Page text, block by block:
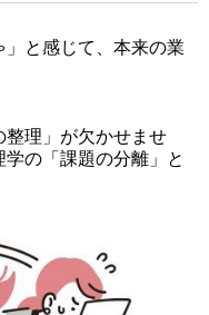
と感じて、本来の業
理」が欠かせませ
の「課題の分離」と